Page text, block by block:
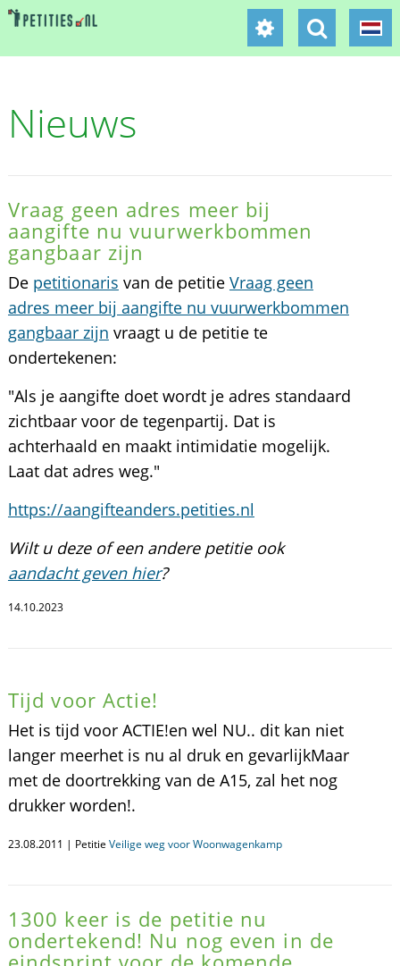
Nieuws
Vraag geen adres meer bij
aangifte nu vuurwerkbommen
gangbaar zijn
De petitionaris van de petitie Vraag geen
adres meer bij aangifte nu vuurwerkbommen
gangbaar zijn vraagt u de petitie te
ondertekenen:
"Als je aangifte doet wordt je adres standaard
zichtbaar voor de tegenpartij. Dat is
achterhaald en maakt intimidatie mogelijk.
Laat dat adres weg."
https://aangifteanders.petities.nl
Wilt u deze of een andere petitie ook
aandacht geven hier?
14.10.2023
Tijd voor Actie!
Het is tijd voor ACTIE!en wel NU.. dit kan niet
langer meerhet is nu al druk en gevarlijkMaar
met de doortrekking van de A15, zal het nog
drukker worden!.
23.08.2011 | Petitie Veilige weg voor Woonwagenkamp
1300 keer is de petitie nu
ondertekend! Nu nog even in de